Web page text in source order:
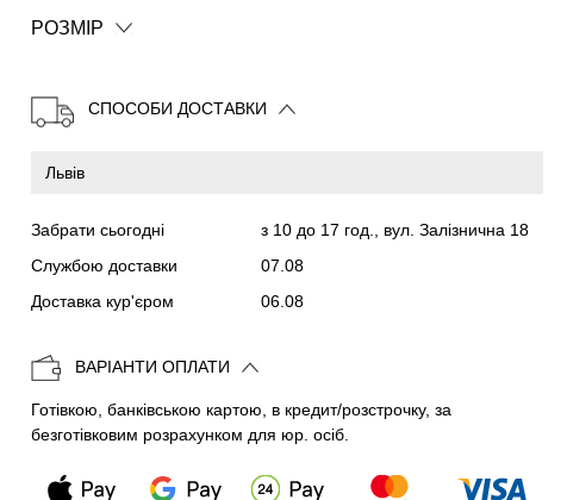
Копіювати
РОЗМІР
СПОСОБИ ДОСТАВКИ
Забрати сьогодні
з 10 до 17 год., вул. Залізнична 18
Службою доставки
07.08
Доставка кур'єром
06.08
ВАРІАНТИ ОПЛАТИ
Готівкою, банківською картою, в кредит/розстрочку, за
безготівковим розрахунком для юр. осіб.